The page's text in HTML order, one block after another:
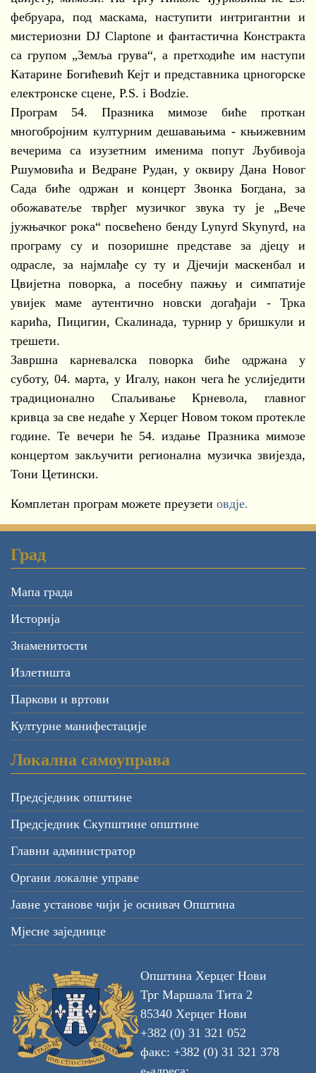
фебруара, под маскама, наступити интригантни и
мистериозни DJ Claptone и фантастична Констракта
са групом „Земља грува“, а претходиће им наступи
Катарине Богићевић Кејт и представника црногорске
електронске сцене, P.S. i Bodzie.
Програм 54. Празника мимозе биће проткан
многобројним културним дешавањима - књижевним
вечерима са изузетним именима попут Љубивоја
Ршумовића и Ведране Рудан, у оквиру Дана Новог
Сада биће одржан и концерт Звонка Богдана, за
обожаватеље тврђег музичког звука ту је „Вече
јужњачког рока“ посвећено бенду Lynyrd Skynyrd, на
програму су и позоришне представе за дјецу и
одрасле, за најмлађе су ту и Дјечији маскенбал и
Цвијетна поворка, а посебну пажњу и симпатије
увијек маме аутентично новски догађаји - Трка
карића, Пицигин, Скалинада, турнир у бришкули и
трешети.
Завршна карневалска поворка биће одржана у
суботу, 04. марта, у Игалу, након чега ће услиједити
традиционално Спаљивање Крневола, главног
кривца за све недаће у Херцег Новом током протекле
године. Те вечери ће 54. издање Празника мимозе
концертом закључити регионална музичка звијезда,
Тони Цетински.
Комплетан програм можете преузети овдје.
Град
Мапа града
Историја
Знаменитости
Излетишта
Паркови и вртови
Културне манифестације
Локална самоуправа
Предсједник општине
Предсједник Скупштине општине
Главни администратор
Органи локалне управе
Јавне установе чији је оснивач Општина
Мјесне заједнице
Општина Херцег Нови
Трг Маршала Тита 2
85340 Херцег Нови
+382 (0) 31 321 052
факс: +382 (0) 31 321 378